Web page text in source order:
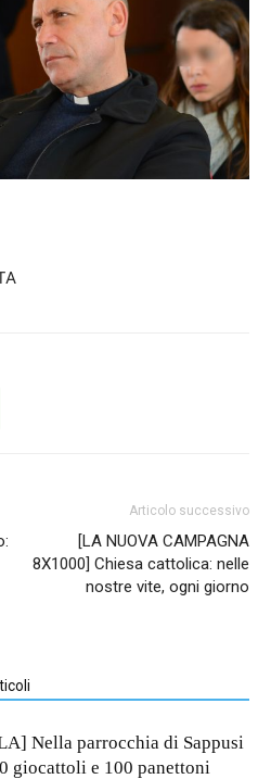
Articolo successivo
[LA NUOVA CAMPAGNA
8X1000] Chiesa cattolica: nelle
nostre vite, ogni giorno
Nella parrocchia di Sappusi
giocattoli e 100 panettoni